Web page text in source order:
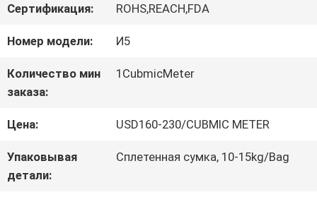
КОНТРОЛЬ
КАЧЕСТВА
СВЯЖИТЕСЬ
С
НАМИ
Сертификация: ROHS,REACH,FDA
Номер модели: И5
Количество мин
заказа:
1CubmicMeter
Цена: USD160-230/CUBMIC METER
Упаковывая
детали:
Сплетенная сумка, 10-15kg/Bag